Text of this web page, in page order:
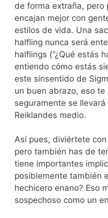
de forma extraña, pero
encajan mejor con
estilos de vida. Una
halfling nunca será
halflings (“¿Qué estás
entiendo cómo estás
este sinsentido de
un buen abrazo, eso te
seguramente se
Reiklandes medio.
Así pues, diviértete
pero también has de
tiene importantes
posiblemente también
hechicero enano? Eso
sospechoso como un